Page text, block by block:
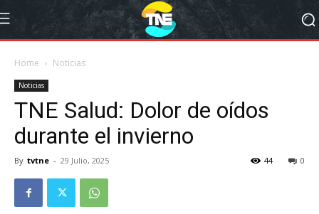
Home Noticias
Noticias
TNE Salud: Dolor de oídos
durante el invierno
By tvtne - 29 Julio, 2025 0
44